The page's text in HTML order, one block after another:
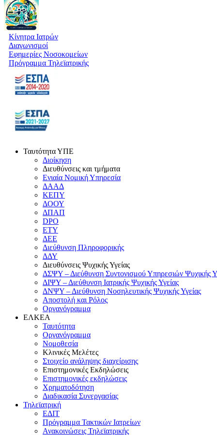
Κίνητρα Ιατρών
Διαγωνισμοί
Εφημερίες Νοσοκομείων
Πρόγραμμα Τηλεϊατρικής
Ταυτότητα ΥΠΕ
Διοίκηση
Διευθύνσεις και τμήματα
Ενιαία Νομική Υπηρεσία
ΔΑΑΔ
ΚΕΠΥ
ΔΟΟΥ
ΔΠΑΠ
DPO
ΕΤΥ
ΔΕΕ
Διεύθυνση Πληροφορικής
ΔΔΥ
Διευθύνσεις Ψυχικής Υγείας
ΔΣΨΥ – Διεύθυνση Συντονισμού Υπηρεσιών Ψυχικής
ΔΙΨΥ – Διεύθυνση Ιατρικής Ψυχικής Υγείας
ΔΝΨΥ – Διεύθυνση Νοσηλευτικής Ψυχικής Υγείας
Αποστολή και Ρόλος
Οργανόγραμμα
ΕΛΚΕΑ
Ταυτότητα
Οργανόγραμμα
Νομοθεσία
Κλινικές Μελέτες
Στοιχείο ανάληψης διαχείρισης
Επιστημονικές Εκδηλώσεις
Επιστημονικές εκδηλώσεις
Χρηματοδότηση
Διαδικασία Συνεργασίας
Τηλεϊατρική
ΕΔΙΤ
Πρόγραμμα Τακτικών Ιατρείων
Ανακοινώσεις Τηλεϊατρικής